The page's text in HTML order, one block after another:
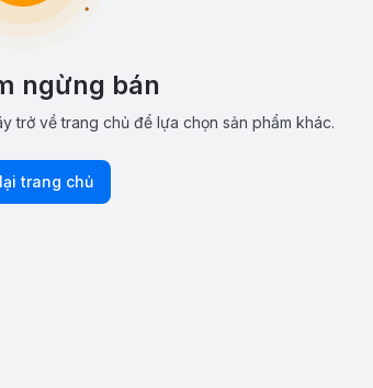
ngừng bán
trở về trang chủ để lựa chọn sản phẩm khác.
trang chủ